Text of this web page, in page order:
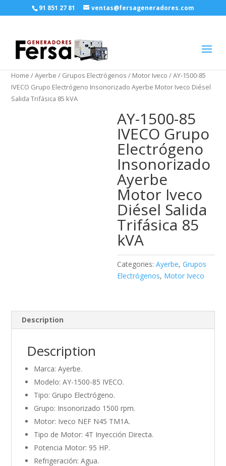
91 851 27 81 ventas@fersageneradores.com
Home /Ayerbe / Grupos Electrógenos / Motor Iveco / AY-1500-85
IVECO Grupo Electrógeno Insonorizado Ayerbe Motor Iveco Diésel
Salida Trifásica 85 kVA
AY-1500-85
IVECO Grupo
Electrógeno
Insonorizado
Ayerbe
Motor Iveco
Diésel Salida
Trifásica 85
kVA
Categories:Ayerbe,Grupos
Electrógenos, Motor Iveco
Description
Description
Marca: Ayerbe.
Modelo: AY-1500-85 IVECO.
Tipo: Grupo Electrógeno.
Grupo: Insonorizado 1500 rpm.
Motor: Iveco NEF N45 TM1A.
Tipo de Motor: 4T Inyección Directa.
Potencia Motor: 95 HP.
Refrigeración: Agua.